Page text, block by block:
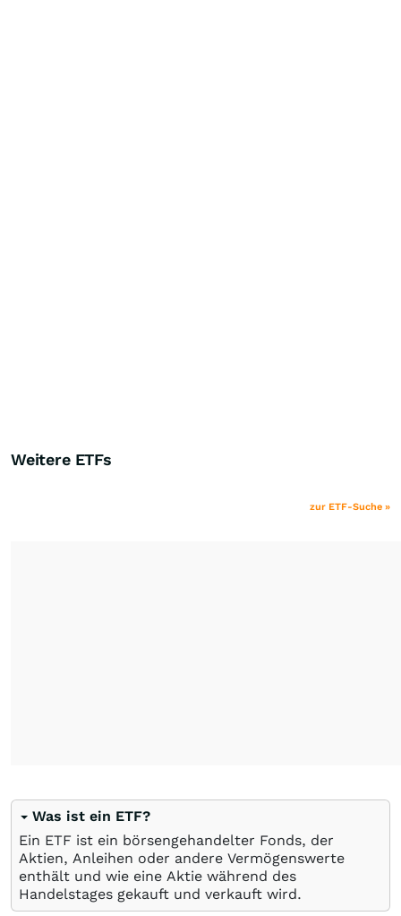
Weitere ETFs
zur ETF-Suche »
Was ist ein ETF?
Ein ETF ist ein börsengehandelter Fonds, der
Aktien, Anleihen oder andere Vermögenswerte
enthält und wie eine Aktie während des
Handelstages gekauft und verkauft wird.